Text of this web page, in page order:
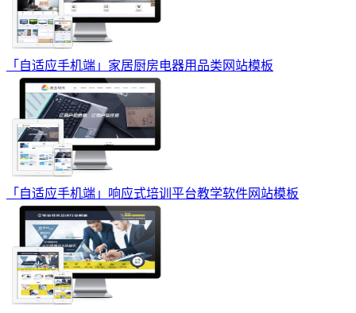
「自适应手机端」家居厨房电器用品类网站模板
「自适应手机端」响应式培训平台教学软件网站模板